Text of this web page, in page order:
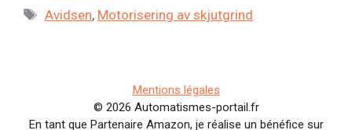
Etiketter
Avidsen, Motorisering av skjutgrind
Mentions légales
© 2026 Automatismes-portail.fr
En tant que Partenaire Amazon, je réalise un bénéfice sur